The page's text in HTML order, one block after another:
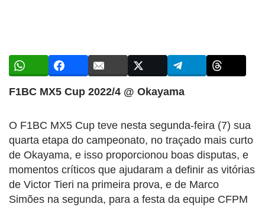
F1BC MX5 Cup 2022/4 @ Okayama
O F1BC MX5 Cup teve nesta segunda-feira (7) sua
quarta etapa do campeonato, no traçado mais curto
de Okayama, e isso proporcionou boas disputas, e
momentos críticos que ajudaram a definir as vitórias
de Victor Tieri na primeira prova, e de Marco
Simões na segunda, para a festa da equipe CFPM